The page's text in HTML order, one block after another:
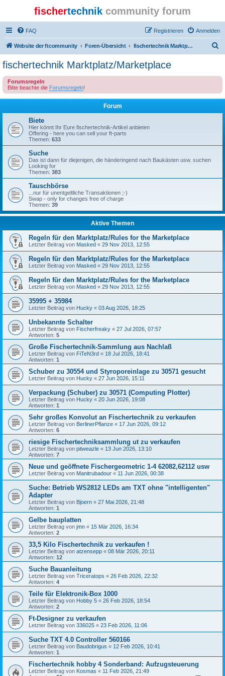
fischertechnik community forum
FAQ Anmelden
Registrieren
Website der ftcommunity Foren-Übersicht fischertechnik Marktplatz/Marketplace
e
fischertechnik Marktplatz/Marketplace
Forumsregeln
Bitte beachte die Forumsregeln!
Forum
Biete
Hier könnt Ihr Eure fischertechnik-Artikel anbieten
Offering - here you can sell your ft-parts
Themen: 633
Suche
Das ist dann für diejenigen, die händeringend nach Baukästen usw. suchen
Looking for
Themen: 383
Tauschbörse
...nur für unentgeltliche Transaktionen ;-)
Swap - only for changes free of charge
Themen: 39
Aktive Themen
Regeln für den Marktplatz/Rules for the Marketplace
Letzter Beitrag von Masked « 29 Nov 2013, 12:55
Regeln für den Marktplatz/Rules for the Marketplace
Letzter Beitrag von Masked « 29 Nov 2013, 12:55
Regeln für den Marktplatz/Rules for the Marketplace
Letzter Beitrag von Masked « 29 Nov 2013, 12:55
35995 + 35984
Letzter Beitrag von Hucky « 03 Aug 2026, 18:25
Unbekannte Schalter
Letzter Beitrag von Fischerfreaky « 27 Jul 2026, 07:57
Antworten: 5
Große Fischertechnik-Sammlung aus Nachlaß
Letzter Beitrag von FiTeN3rd « 18 Jul 2026, 18:41
Antworten: 1
Schuber zu 30554 und Styroporeinlage zu 30571 gesucht
Letzter Beitrag von Hucky « 27 Jun 2026, 15:11
Verpackung (Schuber) zu 30571 (Computing Plotter)
Letzter Beitrag von Hucky « 20 Jun 2026, 19:08
Antworten: 1
Sehr großes Konvolut an Fischertechnik zu verkaufen
Letzter Beitrag von BerlinerPflanze « 17 Jun 2026, 09:12
Antworten: 6
riesige Fischertechniksammlung ut zu verkaufen
Letzter Beitrag von pitweazle « 13 Jun 2026, 13:10
Antworten: 7
Neue und geöffnete Fischergeometric 1-4 62082,62112 usw
Letzter Beitrag von Manitrubadour « 11 Jun 2026, 00:38
Suche: Betrieb WS2812 LEDs am TXT ohne "intelligenten"
Adapter
Letzter Beitrag von Bjoern « 27 Mai 2026, 21:48
Antworten: 1
Gelbe bauplatten
Letzter Beitrag von jmn « 15 Mär 2026, 16:34
Antworten: 2
33,5 Kilo Fischertechnik zu verkaufen !
Letzter Beitrag von atzensepp « 08 Mär 2026, 20:11
Antworten: 12
Suche Bauanleitung
Letzter Beitrag von Triceratops « 26 Feb 2026, 22:32
Antworten: 4
Teile für Elektronik-Box 1000
Letzter Beitrag von Hobby 5 « 26 Feb 2026, 18:54
Antworten: 2
Ft-Designer zu verkaufen
Letzter Beitrag von 336025 « 23 Feb 2026, 11:06
Suche TXT 4.0 Controller 560166
Letzter Beitrag von Baudobrigus « 12 Feb 2026, 10:41
Antworten: 1
Fischertechnik hobby 4 Sonderband: Aufzugsteuerung
Letzter Beitrag von Kosmas « 11 Feb 2026, 21:49